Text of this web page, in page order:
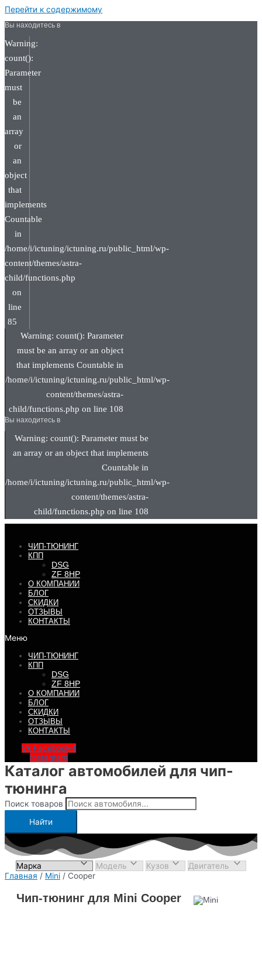
Перейти к содержимому
Вы находитесь в
Warning:
count():
Parameter
must
be
an
array
or
an
object
that
implements
Countable
in
/home/i/ictuning/ictuning.ru/public_html/wp-
content/themes/astra-
child/functions.php
on
line
85
Warning: count(): Parameter
must be an array or an object
that implements Countable in
/home/i/ictuning/ictuning.ru/public_html/wp-
content/themes/astra-
child/functions.php on line 108
Вы находитесь в
Warning: count(): Parameter must be
an array or an object that implements
Countable in
/home/i/ictuning/ictuning.ru/public_html/wp-
content/themes/astra-
child/functions.php on line 108
ЧИП-ТЮНИНГ
КПП
DSG
ZF 8HP
О КОМПАНИИ
БЛОГ
СКИДКИ
ОТЗЫВЫ
КОНТАКТЫ
Меню
ЧИП-ТЮНИНГ
КПП
DSG
ZF 8HP
О КОМПАНИИ
БЛОГ
СКИДКИ
ОТЗЫВЫ
КОНТАКТЫ
Vk Facebook-f
Instagram
Каталог автомобилей для чип-
тюнинга
Поиск товаров
Найти
Главная / Mini / Cooper
Чип-тюнинг для Mini Cooper